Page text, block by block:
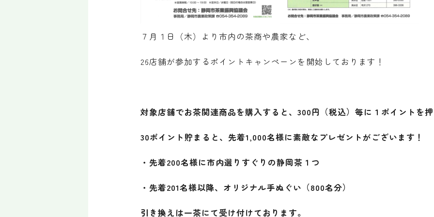
７月１日（木）より市内の茶商や農家など、
26店舗が参加するポイントキャンペーンを開始しております！
対象店舗でお茶関連商品を購入すると、300円（税込）毎に１ポイントを
30ポイント貯まると、先着1,000名様に素敵なプレゼントがございます！
・先着200名様に市内選りすぐりの静岡茶１つ
・先着201名様以降、オリジナル手ぬぐい（800名分）
引き換えは一茶にて受け付けております。